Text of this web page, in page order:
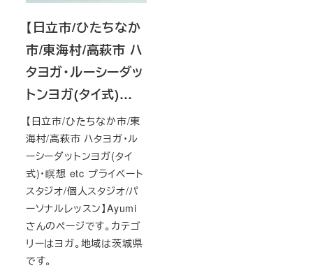
【日立市/ひたちなか
市/東海村/高萩市 ハ
タヨガ・ルーシーダッ
トンヨガ(タイ式)…
【日立市/ひたちなか市/東
海村/高萩市 ハタヨガ・ル
ーシーダットンヨガ(タイ
式)・瞑想 etc プライベート
スタジオ/個人スタジオ/パ
ーソナルレッスン】Ayumi
さんのページです。カテゴ
リーはヨガ。地域は茨城県
です。